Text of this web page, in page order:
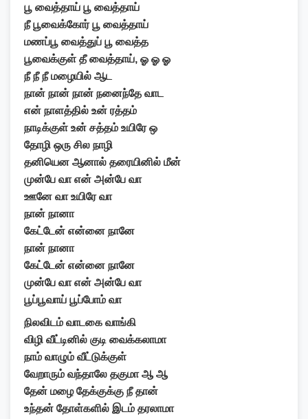
பூ வைத்தாய் பூ வைத்தாய்
நீ பூவைக்கோர் பூ வைத்தாய்
மணப்பூ வைத்துப் பூ வைத்த
பூவைக்குள் தீ வைத்தாய், ஓ ஓ ஓ
நீ நீ நீ மழையில் ஆட
நான் நான் நான் நனைந்தே வாட
என் நாளத்தில் உன் ரத்தம்
நாடிக்குள் உன் சத்தம் உயிரே ஒ
தோழி ஒரு சில நாழி
தனியென ஆனால் தரையினில் மீன்
முன்பே வா என் அன்பே வா
ஊனே வா உயிரே வா
நான் நானா
கேட்டேன் என்னை நானே
நான் நானா
கேட்டேன் என்னை நானே
முன்பே வா என் அன்பே வா
பூப்பூவாய் பூப்போம் வா
நிலவிடம் வாடகை வாங்கி
விழி வீட்டினில் குடி வைக்கலாமா
நாம் வாழும் வீட்டுக்குள்
வேறாரும் வந்தாலே தகுமா ஆ ஆ
தேன் மழை தேக்குக்கு நீ தான்
உந்தன் தோள்களில் இடம் தரலாமா